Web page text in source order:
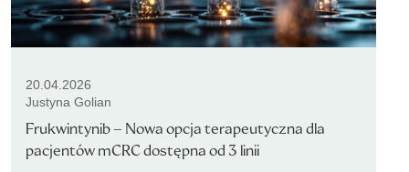
20.04.2026
Justyna Golian
Frukwintynib – Nowa opcja terapeutyczna dla
pacjentów mCRC dostępna od 3 linii